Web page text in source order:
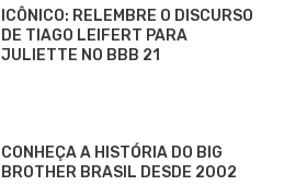
ICÔNICO: RELEMBRE O DISCURSO
DE TIAGO LEIFERT PARA
JULIETTE NO BBB 21
CONHEÇA A HISTÓRIA DO BIG
BROTHER BRASIL DESDE 2002